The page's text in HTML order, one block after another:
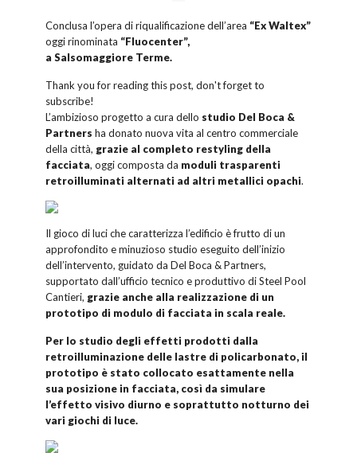
Conclusa l’opera di riqualificazione dell’area “Ex Waltex”
oggi rinominata “Fluocenter”,
a Salsomaggiore Terme.
Thank you for reading this post, don't forget to
subscribe!
L’ambizioso progetto a cura dello studio Del Boca &
Partners ha donato nuova vita al centro commerciale
della città, grazie al completo restyling della
facciata, oggi composta da moduli trasparenti
retroilluminati alternati ad altri metallici opachi.
Il gioco di luci che caratterizza l’edificio è frutto di un
approfondito e minuzioso studio eseguito dell’inizio
dell’intervento, guidato da Del Boca & Partners,
supportato dall’ufficio tecnico e produttivo di Steel Pool
Cantieri, grazie anche alla realizzazione di un
prototipo di modulo di facciata in scala reale.
Per lo studio degli effetti prodotti dalla
retroilluminazione delle lastre di policarbonato, il
prototipo è stato collocato esattamente nella
sua posizione in facciata, così da simulare
l’effetto visivo diurno e soprattutto notturno dei
vari giochi di luce.